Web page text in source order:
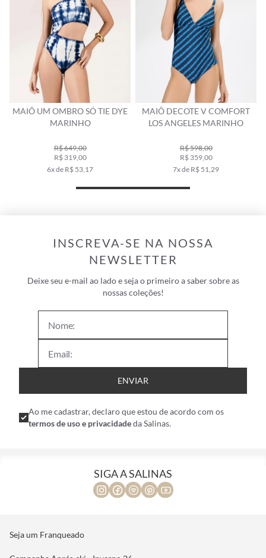
MAIÔ UM OMBRO SÓ TIE DYE
MARINHO
R$ 649,00
R$ 319,00
6x de R$ 53,17
MAIÔ DECOTE V COMFORT
LOS ANGELES MARINHO
R$ 598,00
R$ 359,00
7x de R$ 51,29
INSCREVA-SE NA NOSSA
NEWSLETTER
Deixe seu e-mail ao lado e seja o primeiro a saber sobre as
nossas coleções!
ENVIAR
Ao me cadastrar, declaro que estou de acordo com os
termos de uso e privacidadeda Salinas.
SIGA A SALINAS
Seja um Franqueado